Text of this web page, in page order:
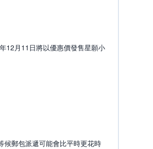
12月11日將以優惠價發售星願小
候郵包派遞可能會比平時更花時